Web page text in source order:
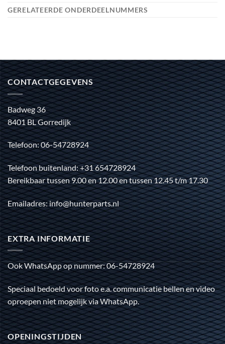
GERELATEERDE ONDERDEELNUMMERS
CONTACTGEGEVENS
Badweg 36
8401 BL Gorredijk
Telefoon: 06-54728924
Telefoon buitenland: +31 654728924
Bereikbaar tussen 9.00 en 12.00 en tussen 12.45 t/m 17.30
Emailadres: info@hunterparts.nl
EXTRA INFORMATIE
Ook WhatsApp op nummer: 06-54728924
Speciaal bedoeld voor foto e.a. communicatie bellen en video
oproepen niet mogelijk via WhatsApp.
OPENINGSTIJDEN